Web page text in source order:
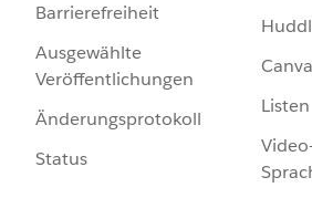
Barrierefreiheit
Ausgewählte
Veröffentlichungen
Änderungsprotokoll
Status
Listen